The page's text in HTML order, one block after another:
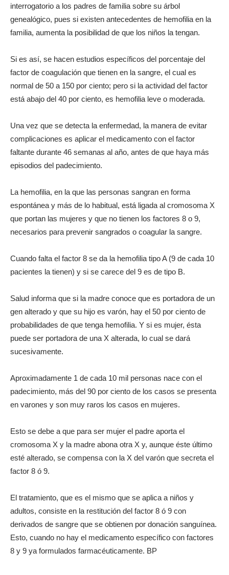
interrogatorio a los padres de familia sobre su árbol
genealógico, pues si existen antecedentes de hemofilia en la
familia, aumenta la posibilidad de que los niños la tengan.
Si es así, se hacen estudios específicos del porcentaje del
factor de coagulación que tienen en la sangre, el cual es
normal de 50 a 150 por ciento; pero si la actividad del factor
está abajo del 40 por ciento, es hemofilia leve o moderada.
Una vez que se detecta la enfermedad, la manera de evitar
complicaciones es aplicar el medicamento con el factor
faltante durante 46 semanas al año, antes de que haya más
episodios del padecimiento.
La hemofilia, en la que las personas sangran en forma
espontánea y más de lo habitual, está ligada al cromosoma X
que portan las mujeres y que no tienen los factores 8 o 9,
necesarios para prevenir sangrados o coagular la sangre.
Cuando falta el factor 8 se da la hemofilia tipo A (9 de cada 10
pacientes la tienen) y si se carece del 9 es de tipo B.
Salud informa que si la madre conoce que es portadora de un
gen alterado y que su hijo es varón, hay el 50 por ciento de
probabilidades de que tenga hemofilia. Y si es mujer, ésta
puede ser portadora de una X alterada, lo cual se dará
sucesivamente.
Aproximadamente 1 de cada 10 mil personas nace con el
padecimiento, más del 90 por ciento de los casos se presenta
en varones y son muy raros los casos en mujeres.
Esto se debe a que para ser mujer el padre aporta el
cromosoma X y la madre abona otra X y, aunque éste último
esté alterado, se compensa con la X del varón que secreta el
factor 8 ó 9.
El tratamiento, que es el mismo que se aplica a niños y
adultos, consiste en la restitución del factor 8 ó 9 con
derivados de sangre que se obtienen por donación sanguínea.
Esto, cuando no hay el medicamento específico con factores
8 y 9 ya formulados farmacéuticamente. BP